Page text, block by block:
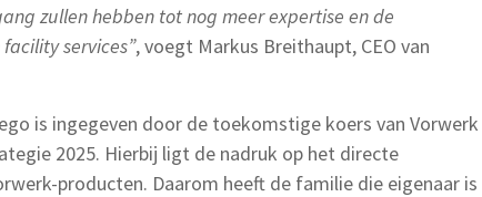
zullen hebben tot nog meer expertise en de
services”, voegt Markus Breithaupt, CEO van
is ingegeven door de toekomstige koers van Vorwerk
2025. Hierbij ligt de nadruk op het directe
producten. Daarom heeft de familie die eigenaar is